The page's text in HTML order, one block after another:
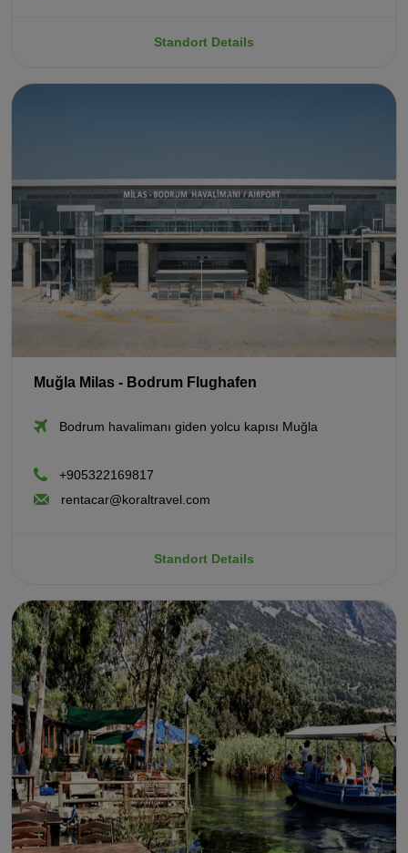
Standort Details
Muğla Milas - Bodrum Flughafen
Bodrum havalimanı giden yolcu kapısı Muğla
+905322169817
rentacar@koraltravel.com
Standort Details